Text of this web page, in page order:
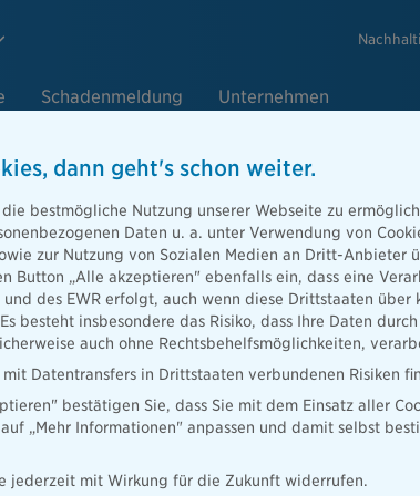
Schadenmeldung Unternehmen
die Bayerische
AG übernimmt die Nettowelt GmbH & Co. KG mit
bietet Vertriebspartnern einen umfassenden Service
Nettopolicen renommierter Lebensversicherer.
sagt Maximilian Buddecke, Vorstand der Bayerische
dann geht's schon weiter.
bestmögliche Nutzung unserer Webseite zu
Daten u. a. unter Verwendung von
zur Nutzung von Sozialen Medien an Dritt-Anbieter
Button „Alle akzeptieren" ebenfalls ein, dass eine
des EWR erfolgt, auch wenn diese Drittstaaten über
besteht insbesondere das Risiko, dass Ihre Daten
auch ohne Rechtsbehelfsmöglichkeiten,
Datentransfers in Drittstaaten verbundenen Risiken
bestätigen Sie, dass Sie mit dem Einsatz aller
„Mehr Informationen" anpassen und damit selbst
jederzeit mit Wirkung für die Zukunft widerrufen.